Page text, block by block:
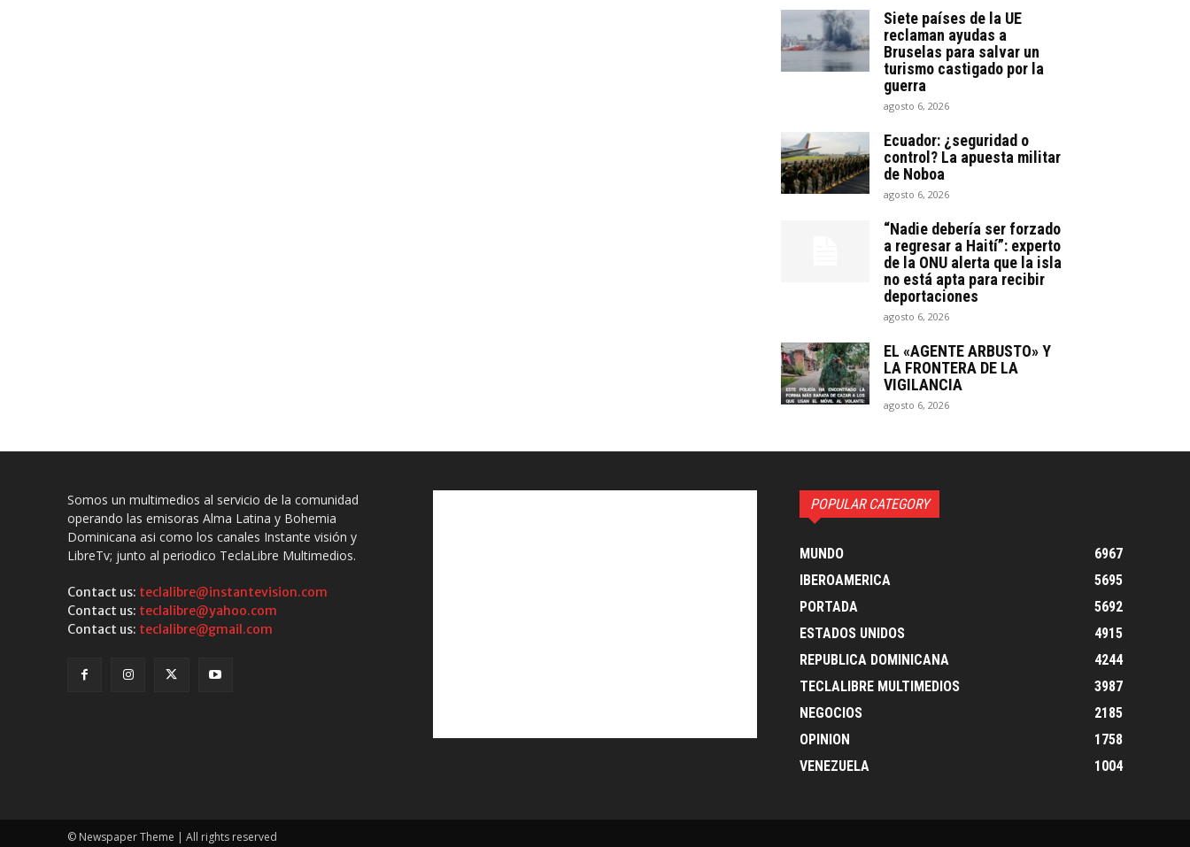
Siete países de la UE
reclaman ayudas a
Bruselas para salvar un
turismo castigado por la
guerra
agosto 6, 2026
Ecuador: ¿seguridad o
control? La apuesta militar
de Noboa
agosto 6, 2026
“Nadie debería ser forzado
a regresar a Haití”: experto
de la ONU alerta que la isla
no está apta para recibir
deportaciones
agosto 6, 2026
EL «AGENTE ARBUSTO» Y
LA FRONTERA DE LA
VIGILANCIA
agosto 6, 2026
Somos un multimedios al servicio de la comunidad
operando las emisoras Alma Latina y Bohemia
Dominicana asi como los canales Instante visión y
LibreTv; junto al periodico TeclaLibre Multimedios.
Contact us: teclalibre@instantevision.com
Contact us: teclalibre@yahoo.com
Contact us: teclalibre@gmail.com
POPULAR CATEGORY
MUNDO
6967
IBEROAMERICA
5695
PORTADA
5692
ESTADOS UNIDOS
4915
REPUBLICA DOMINICANA
4244
TECLALIBRE MULTIMEDIOS
3987
NEGOCIOS
2185
OPINION
1758
VENEZUELA
1004
© Newspaper Theme | All rights reserved